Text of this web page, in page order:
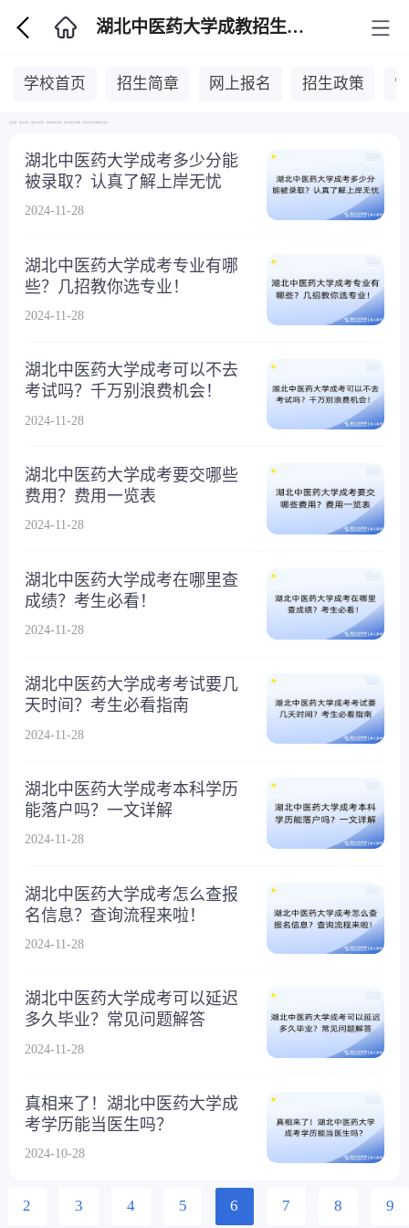
湖北中医药大学成教招生问答
学校首页 招生简章 网上报名 招生政策
湖北中医药大学成考多少分能
被录取？认真了解上岸无忧
2024-11-28
湖北中医药大学成考专业有哪
些？几招教你选专业！
2024-11-28
湖北中医药大学成考可以不去
考试吗？千万别浪费机会！
2024-11-28
湖北中医药大学成考要交哪些
费用？费用一览表
2024-11-28
湖北中医药大学成考在哪里查
成绩？考生必看！
2024-11-28
湖北中医药大学成考考试要几
天时间？考生必看指南
2024-11-28
湖北中医药大学成考本科学历
能落户吗？一文详解
2024-11-28
湖北中医药大学成考怎么查报
名信息？查询流程来啦！
2024-11-28
湖北中医药大学成考可以延迟
多久毕业？常见问题解答
2024-11-28
真相来了！湖北中医药大学成
考学历能当医生吗？
2024-10-28
2 3 4 5 6 7 8 9